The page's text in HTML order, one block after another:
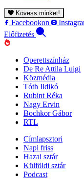
Kövess minket!
Facebookon
Előfizetés
Operettszínház
De Re Attila Luigi
Közmédia
Tóth Ildikó
Rubint Réka
Nagy Ervin
Bochkor Gábor
RTL
Címlapsztori
Napi friss
Hazai sztár
Külföldi sztár
Podcast